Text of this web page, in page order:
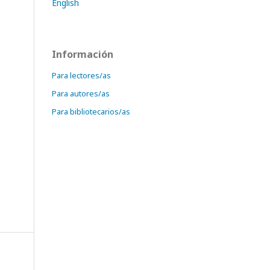
English
Información
Para lectores/as
Para autores/as
Para bibliotecarios/as